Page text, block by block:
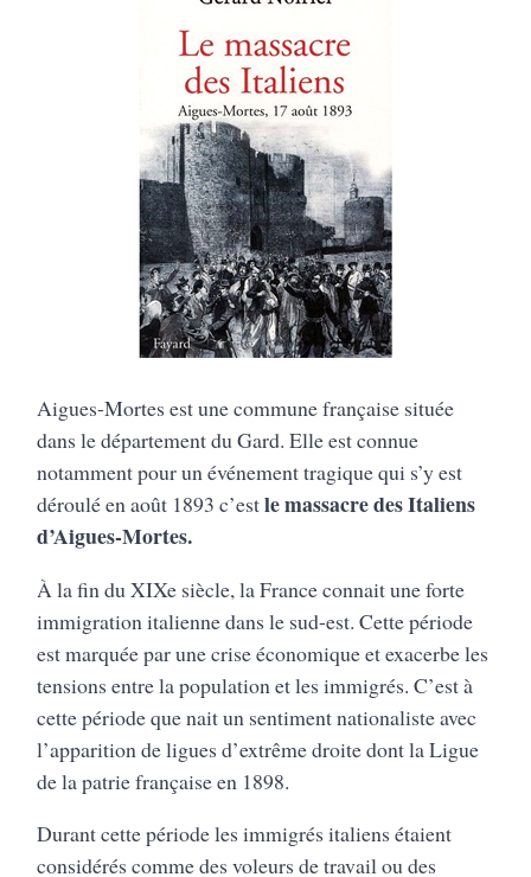
Aigues-Mortes est une commune française située
dans le département du Gard. Elle est connue
notamment pour un événement tragique qui s’y est
déroulé en août 1893 c’estle massacre des Italiens
d’Aigues-Mortes.
À la fin du XIXe siècle, la France connait une forte
immigration italienne dans le sud-est. Cette période
est marquée par une crise économique et exacerbe les
tensions entre la population et les immigrés. C’est à
cette période que nait un sentiment nationaliste avec
l’apparition de ligues d’extrême droite dont la Ligue
de la patrie française en 1898.
Durant cette période les immigrés italiens étaient
considérés comme des voleurs de travail ou des